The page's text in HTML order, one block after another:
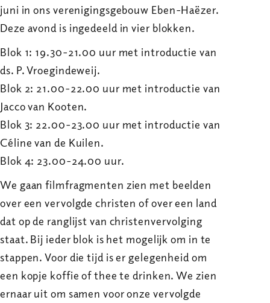
juni in ons verenigingsgebouw Eben-Haëzer.
Deze avond is ingedeeld in vier blokken.
Blok 1: 19.30-21.00 uur met introductie van
ds. P. Vroegindeweij.
Blok 2: 21.00-22.00 uur met introductie van
Jacco van Kooten.
Blok 3: 22.00-23.00 uur met introductie van
Céline van de Kuilen.
Blok 4: 23.00-24.00 uur.
We gaan filmfragmenten zien met beelden
over een vervolgde christen of over een land
dat op de ranglijst van christenvervolging
staat. Bij ieder blok is het mogelijk om in te
stappen. Voor die tijd is er gelegenheid om
een kopje koffie of thee te drinken. We zien
ernaar uit om samen voor onze vervolgde